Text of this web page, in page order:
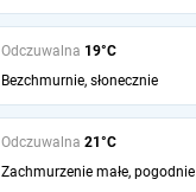
Odczuwalna 19°C
Bezchmurnie, słonecznie
Odczuwalna 21°C
Zachmurzenie małe, pogodnie